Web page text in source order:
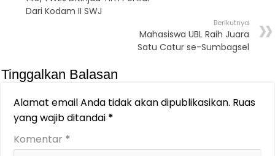
Dari Kodam II SWJ
Berikutnya
Mahasiswa UBL Raih Juara
Satu Catur se-Sumbagsel
Tinggalkan Balasan
Alamat email Anda tidak akan dipublikasikan. Ruas
yang wajib ditandai *
Komentar *